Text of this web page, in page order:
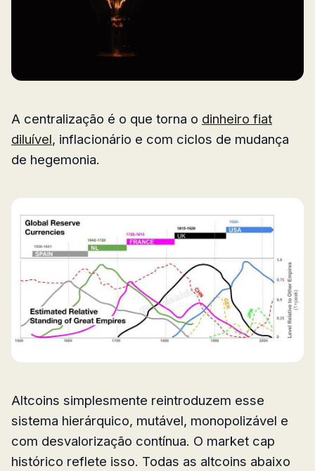
A centralização é o que torna o dinheiro fiat
diluível, inflacionário e com ciclos de mudança
de hegemonia.
Altcoins simplesmente reintroduzem esse
sistema hierárquico, mutável, monopolizável e
com desvalorização contínua. O market cap
histórico reflete isso. Todas as altcoins abaixo